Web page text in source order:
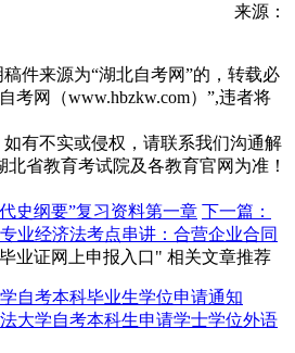
来源：
件来源为“湖北自考网”的，转载必
考网（www.hbzkw.com）”,违者将
有不实或侵权，请联系我们沟通解
省教育考试院及各教育官网为准！
史纲要”复习资料第一章 下一篇：
业经济法考点串讲：合营企业合同
业证网上申报入口" 相关文章推荐
自考本科毕业生学位申请通知
大学自考本科生申请学士学位外语